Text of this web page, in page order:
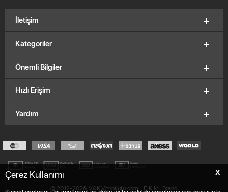
X
Çerez Kullanımı
Kategoriler
Önemli Bilgiler
Hızlı Erişim
Yardım
© 2012-2026, V&K Vitrinkutu.com, E.K.M Brand
İletişim